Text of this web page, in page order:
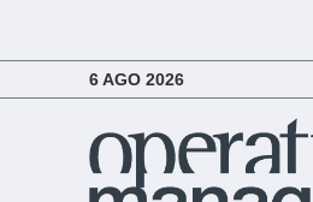
6 AGO 2026